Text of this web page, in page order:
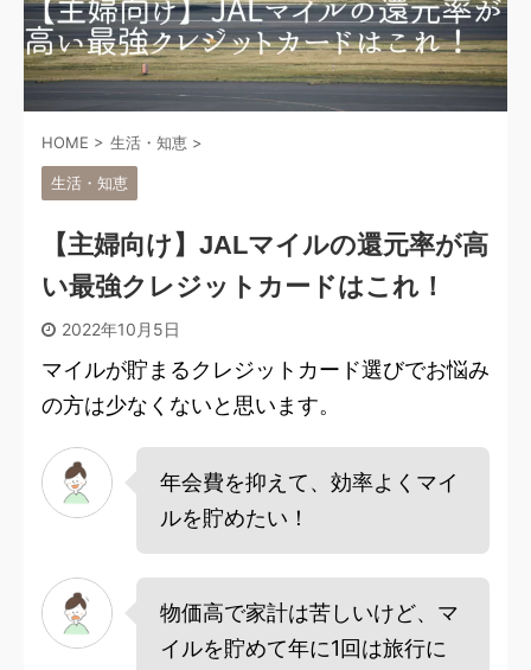
HOME > 生活・知恵 >
生活・知恵
【主婦向け】JALマイルの還元率が高
い最強クレジットカードはこれ！
2022年10月5日
マイルが貯まるクレジットカード選びでお悩み
の方は少なくないと思います。
年会費を抑えて、効率よくマイ
ルを貯めたい！
物価高で家計は苦しいけど、マ
イルを貯めて年に1回は旅行に